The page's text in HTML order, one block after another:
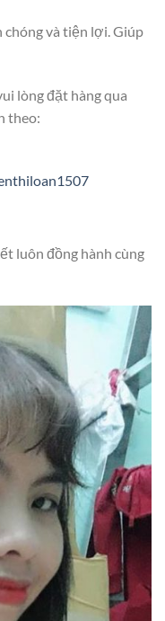
chóng và tiện lợi. Giúp
lòng đặt hàng qua
theo:
luôn đồng hành cùng